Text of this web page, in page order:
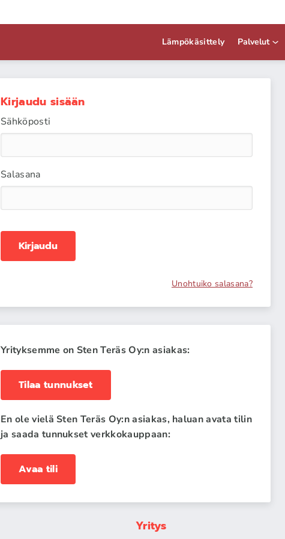
Lämpökäsittely Palvelut
Kirjaudu sisään
Sähköposti
Salasana
Kirjaudu
Unohtuiko salasana?
Yrityksemme on Sten Teräs Oy:n asiakas:
Tilaa tunnukset
En ole vielä Sten Teräs Oy:n asiakas, haluan avata tilin
ja saada tunnukset verkkokauppaan:
Avaa tili
Yritys